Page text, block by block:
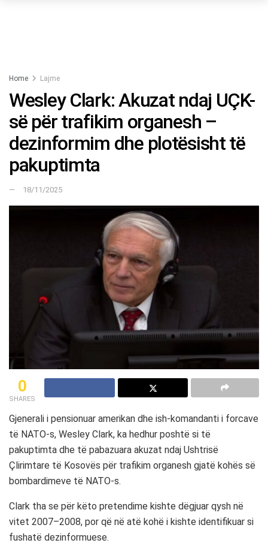
Home Lajme
Wesley Clark: Akuzat ndaj UÇK-
së për trafikim organesh –
dezinformim dhe plotësisht të
pakuptimta
18/11/2025
0
SHARES
Gjenerali i pensionuar amerikan dhe ish-komandanti i forcave
të NATO-s, Wesley Clark, ka hedhur poshtë si të
pakuptimta dhe të pabazuara akuzat ndaj Ushtrisë
Çlirimtare të Kosovës për trafikim organesh gjatë kohës së
bombardimeve të NATO-s.
Clark tha se për këto pretendime kishte dëgjuar qysh në
vitet 2007–2008, por që në atë kohë i kishte identifikuar si
fushatë dezinformuese.